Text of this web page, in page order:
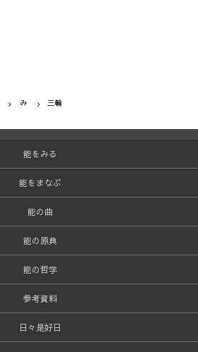
み 三輪
能をみる
能をまなぶ
能の曲
能の原典
能の哲学
参考資料
日々是好日